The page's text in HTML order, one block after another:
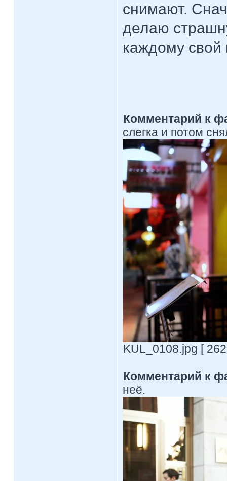
снимают.
делаю
каждому свой
Комментарий к
слегка и потом
KUL_0108.jpg [
Комментарий к
неё.